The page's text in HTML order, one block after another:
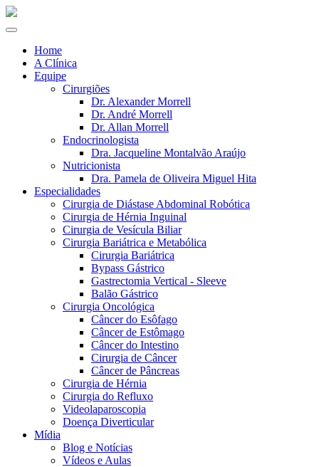
Home
A Clínica
Equipe
Cirurgiões
Dr. Alexander Morrell
Dr. André Morrell
Dr. Allan Morrell
Endocrinologista
Dra. Jacqueline Montalvão Araújo
Nutricionista
Dra. Pamela de Oliveira Miguel Hita
Especialidades
Cirurgia de Diástase Abdominal Robótica
Cirurgia de Hérnia Inguinal
Cirurgia de Vesícula Biliar
Cirurgia Bariátrica e Metabólica
Cirurgia Bariátrica
Bypass Gástrico
Gastrectomia Vertical - Sleeve
Balão Gástrico
Cirurgia Oncológica
Câncer do Esôfago
Câncer de Estômago
Câncer do Intestino
Cirurgia de Câncer
Câncer de Pâncreas
Cirurgia de Hérnia
Cirurgia do Refluxo
Videolaparoscopia
Doença Diverticular
Mídia
Blog e Notícias
Vídeos e Aulas